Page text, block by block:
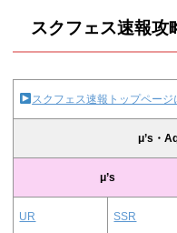
スクフェス速報攻
スクフェス速報トップページ
μ’s・
μ’s
UR SSR